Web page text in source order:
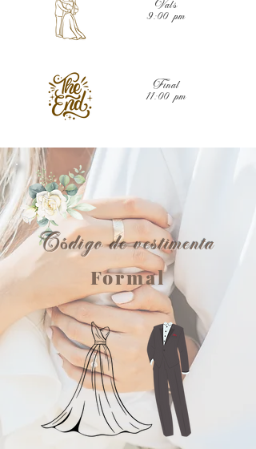
Vals
9:00 pm
Final
11:00 pm
Código de vestimenta
Formal